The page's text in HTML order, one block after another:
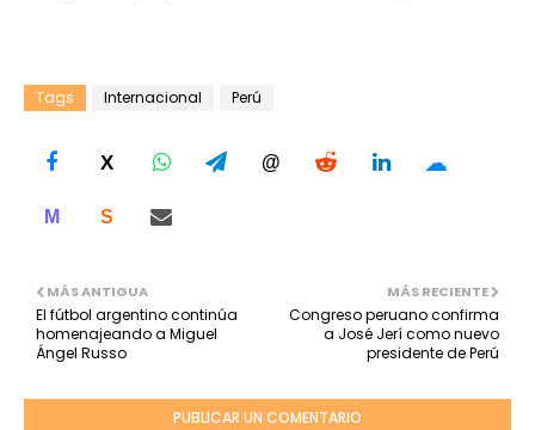
Tags Internacional Perú
X @ ☁
M S
MÁS RECIENTE
Congreso peruano confirma
a José Jerí como nuevo
presidente de Perú
MÁS ANTIGUA
El fútbol argentino continúa
homenajeando a Miguel
Ángel Russo
PUBLICAR UN COMENTARIO